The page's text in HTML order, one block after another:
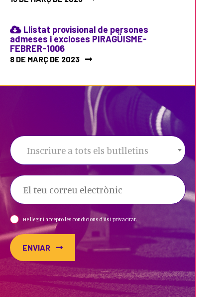
Llistat provisional de persones
admeses i excloses PIRAGÜISME-
FEBRER-1006
8 DE MARÇ DE 2023
Inscriure a tots els butlletins
He llegit i accepto les condicions d'ús i privacitat.
ENVIAR